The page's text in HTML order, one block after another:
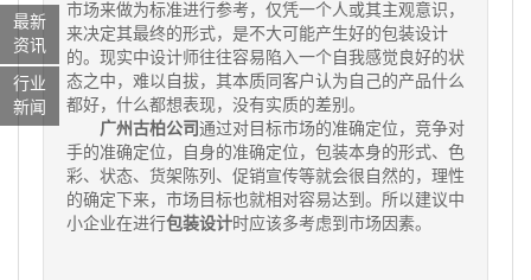
市场来做为标准进行参考，仅凭一个人或其主观意识，
来决定其最终的形式，是不大可能产生好的包装设计
的。现实中设计师往往容易陷入一个自我感觉良好的状
态之中，难以自拔，其本质同客户认为自己的产品什么
都好，什么都想表现，没有实质的差别。
广州古柏公司 通过对目标市场的准确定位，竞争对
手的准确定位，自身的准确定位，包装本身的形式、色
彩、状态、货架陈列、促销宣传等就会很自然的，理性
的确定下来，市场目标也就相对容易达到。所以建议中
小企业在进行包装设计时应该多考虑到市场因素。
最新
资讯
行业
新闻